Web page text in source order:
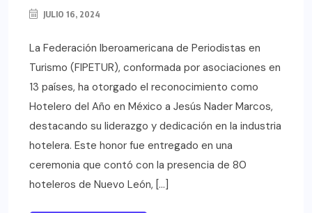
JULIO 16, 2024
La Federación Iberoamericana de Periodistas en
Turismo (FIPETUR), conformada por asociaciones en
13 países, ha otorgado el reconocimiento como
Hotelero del Año en México a Jesús Nader Marcos,
destacando su liderazgo y dedicación en la industria
hotelera. Este honor fue entregado en una
ceremonia que contó con la presencia de 80
hoteleros de Nuevo León, […]